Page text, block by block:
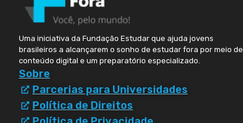
Uma iniciativa da Fundação Estudar que ajuda jovens
brasileiros a alcançarem o sonho de estudar fora por meio de
conteúdo digital e um preparatório especializado.
Sobre
Parcerias para Universidades
Política de Direitos